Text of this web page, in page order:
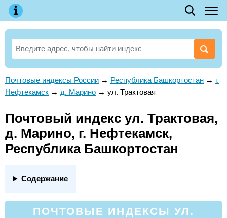
Почтовые индексы России → Республика Башкортостан → г.
Нефтекамск → д. Марино → ул. Трактовая
Почтовый индекс ул. Трактовая,
д. Марино, г. Нефтекамск,
Республика Башкортостан
Содержание
ПОЧТОВЫЕ ИНДЕКСЫ УЛ.